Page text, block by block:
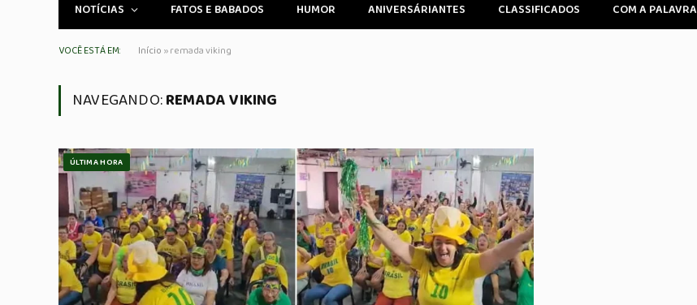
NOTÍCIAS FATOS E BABADOS HUMOR ANIVERSÁRIANTES CLASSIFICADOS COM A PALAVRA
VOCÊ ESTÁ EM: Início »remada viking
NAVEGANDO:REMADA VIKING
ÚLTIMA HORA